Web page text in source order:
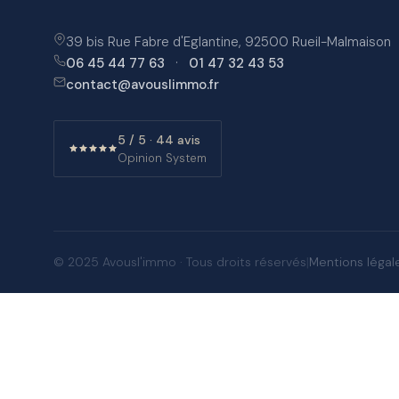
39 bis Rue Fabre d'Eglantine, 92500 Rueil-Malmaison
06 45 44 77 63 · 01 47 32 43 53
contact@avouslimmo.fr
5 / 5 · 44 avis
Opinion System
© 2025 Avousl'immo · Tous droits réservés Mentions